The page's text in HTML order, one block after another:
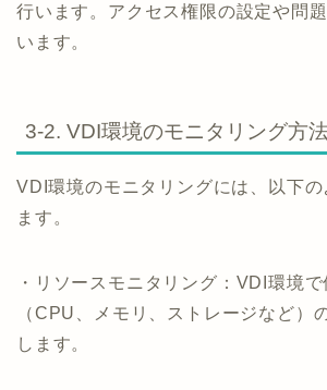
行います。アクセス権限の設定や問
います。
3-2. VDI環境のモニタリング方
VDI環境のモニタリングには、以下の
ます。
・リソースモニタリング：VDI環境
（CPU、メモリ、ストレージなど）
します。